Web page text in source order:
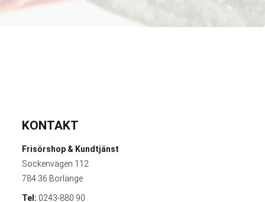
KONTAKT
Frisörshop & Kundtjänst
Sockenvägen 112
784 36 Borlänge
Tel: 0243-880 90